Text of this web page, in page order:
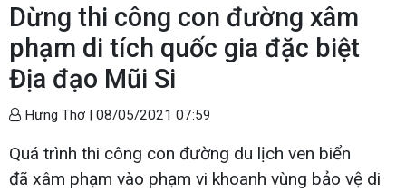
Dừng thi công con đường xâm
phạm di tích quốc gia đặc biệt
Địa đạo Mũi Si
Hưng Thơ | 08/05/2021 07:59
Quá trình thi công con đường du lịch ven biển
đã xâm phạm vào phạm vi khoanh vùng bảo vệ di